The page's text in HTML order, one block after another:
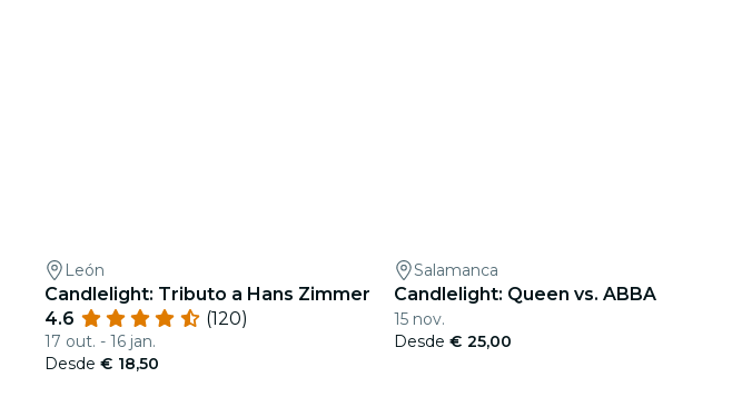
León
Candlelight: Tributo a Hans Zimmer
4.6
(120)
17 out. - 16 jan.
Desde € 18,50
Salamanca
Candlelight: Queen vs. ABBA
15 nov.
Desde € 25,00